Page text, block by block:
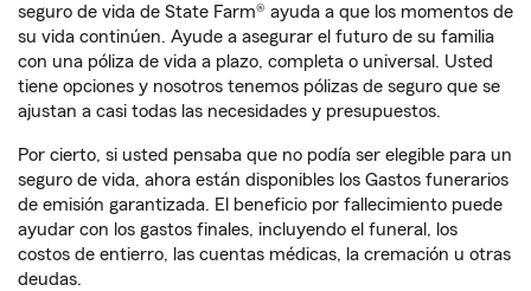
seguro de vida de State Farm® ayuda a que los momentos de
su vida continúen. Ayude a asegurar el futuro de su familia
con una póliza de vida a plazo, completa o universal. Usted
tiene opciones y nosotros tenemos pólizas de seguro que se
ajustan a casi todas las necesidades y presupuestos.
Por cierto, si usted pensaba que no podía ser elegible para un
seguro de vida, ahora están disponibles los Gastos funerarios
de emisión garantizada. El beneficio por fallecimiento puede
ayudar con los gastos finales, incluyendo el funeral, los
costos de entierro, las cuentas médicas, la cremación u otras
deudas.